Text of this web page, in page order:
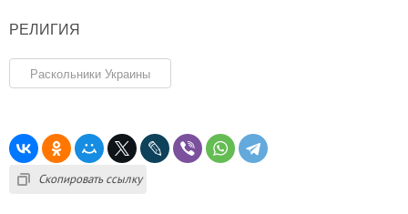
РЕЛИГИЯ
Раскольники Украины
Скопировать ссылку